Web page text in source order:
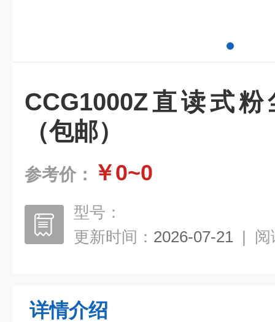
CCG1000Z直读式
（包邮）
参考价： ￥0~0
型号：
更新时间： 2026-07-21 | 阅
详情介绍